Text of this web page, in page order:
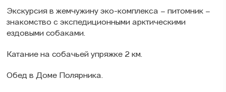
Экскурсия в жемчужину эко-комплекса – питомник –
знакомство с экспедиционными арктическими
ездовыми собаками.
Катание на собачьей упряжке 2 км.
Обед в Доме Полярника.